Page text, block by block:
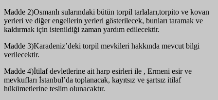
Madde 2)Osmanlı sularındaki bütün torpil tarlaları,torpito ve kovan
yerleri ve diğer engellerin yerleri gösterilecek, bunları taramak ve
kaldırmak için istenildiği zaman yardım edilecektir.
Madde 3)Karadeniz’deki torpil mevkileri hakkında mevcut bilgi
verilecektir.
Madde 4)İtilaf devletlerine ait harp esirleri ile , Ermeni esir ve
mevkufları İstanbul’da toplanacak, kayıtsız ve şartsız itilaf
hükümetlerine teslim olunacaktır.